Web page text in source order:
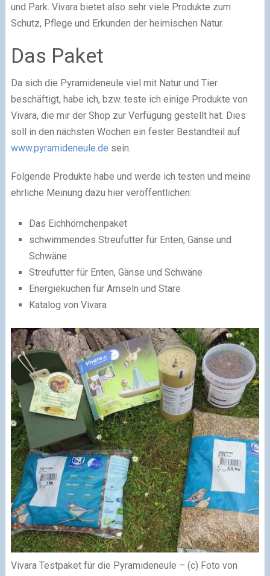
und Park. Vivara bietet also sehr viele Produkte zum
Schutz, Pflege und Erkunden der heimischen Natur.
Das Paket
Da sich die Pyramideneule viel mit Natur und Tier
beschäftigt, habe ich, bzw. teste ich einige Produkte von
Vivara, die mir der Shop zur Verfügung gestellt hat. Dies
soll in den nächsten Wochen ein fester Bestandteil auf
www.pyramideneule.de sein.
Folgende Produkte habe und werde ich testen und meine
ehrliche Meinung dazu hier veröffentlichen:
Das Eichhörnchenpaket
schwimmendes Streufutter für Enten, Gänse und
Schwäne
Streufutter für Enten, Gänse und Schwäne
Energiekuchen für Amseln und Stare
Katalog von Vivara
Vivara Testpaket für die Pyramideneule – (c) Foto von